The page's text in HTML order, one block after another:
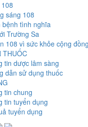
sáng 108
bệnh tình nghĩa
Trường Sa
108 vì sức khỏe cộng đồng
THUỐC
tin dược lâm sàng
dẫn sử dụng thuốc
tin chung
tin tuyển dụng
tuyển dụng